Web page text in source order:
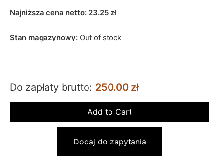
Najniższa cena netto: 23.25 zł
Stan magazynowy: Out of stock
Do zapłaty brutto: 250.00 zł
Dodaj do zapytania